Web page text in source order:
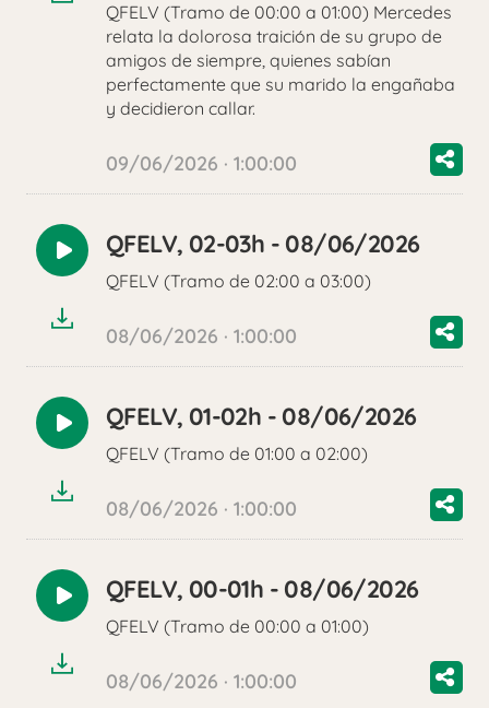
QFELV (Tramo de 00:00 a 01:00) Mercedes
relata la dolorosa traición de su grupo de
amigos de siempre, quienes sabían
perfectamente que su marido la engañaba
y decidieron callar.
09/06/2026 · 1:00:00
Reproducir
audio
QFELV, 02-03h - 08/06/2026
QFELV (Tramo de 02:00 a 03:00)
08/06/2026 · 1:00:00
Reproducir
audio
QFELV, 01-02h - 08/06/2026
QFELV (Tramo de 01:00 a 02:00)
08/06/2026 · 1:00:00
Reproducir
audio
QFELV, 00-01h - 08/06/2026
QFELV (Tramo de 00:00 a 01:00)
08/06/2026 · 1:00:00